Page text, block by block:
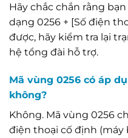
Hãy chắc chắn rằng
dạng 0256 + [Số điện
được, hãy kiểm tra lại
hệ tổng đài hỗ trợ.
Mã vùng 0256 có áp
không?
Không. Mã vùng 0256
điện thoại cố định (máy